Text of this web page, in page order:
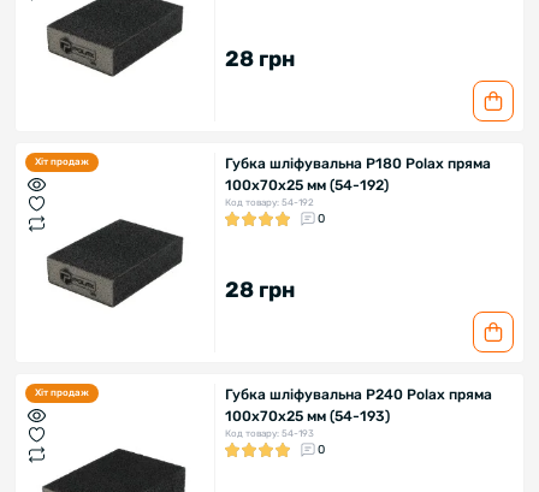
28 грн
Хіт продаж
Губка шліфувальна P180 Polax пряма
100х70х25 мм (54-192)
Код товару: 54-192
0
28 грн
Хіт продаж
Губка шліфувальна P240 Polax пряма
100х70х25 мм (54-193)
Код товару: 54-193
0